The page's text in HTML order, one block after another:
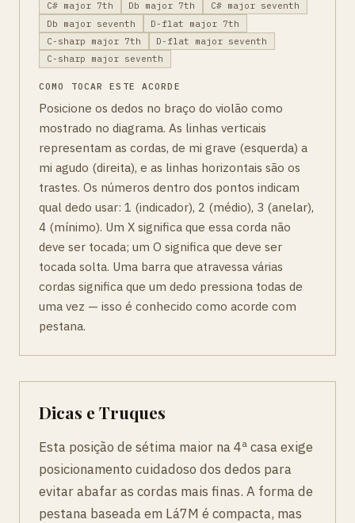
C# major 7th
Db major 7th
C# major seventh
Db major seventh
D-flat major 7th
C-sharp major 7th
D-flat major seventh
C-sharp major seventh
COMO TOCAR ESTE ACORDE
Posicione os dedos no braço do violão como
mostrado no diagrama. As linhas verticais
representam as cordas, de mi grave (esquerda) a
mi agudo (direita), e as linhas horizontais são os
trastes. Os números dentro dos pontos indicam
qual dedo usar: 1 (indicador), 2 (médio), 3 (anelar),
4 (mínimo). Um X significa que essa corda não
deve ser tocada; um O significa que deve ser
tocada solta. Uma barra que atravessa várias
cordas significa que um dedo pressiona todas de
uma vez — isso é conhecido como acorde com
pestana.
Dicas e Truques
Esta posição de sétima maior na 4ª casa exige
posicionamento cuidadoso dos dedos para
evitar abafar as cordas mais finas. A forma de
pestana baseada em Lá7M é compacta, mas